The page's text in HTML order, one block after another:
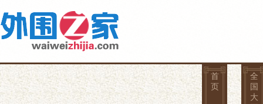
首
页
全
国
大